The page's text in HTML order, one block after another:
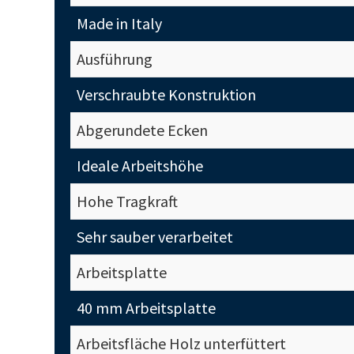
Made in Italy
Ausführung
Verschraubte Konstruktion
Abgerundete Ecken
Ideale Arbeitshöhe
Hohe Tragkraft
Sehr sauber verarbeitet
Arbeitsplatte
40 mm Arbeitsplatte
Arbeitsfläche Holz unterfüttert